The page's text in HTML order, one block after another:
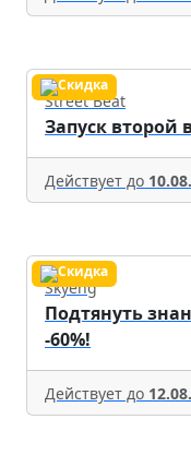
Street Beat
Запуск второй
Действует до
Skyeng
Подтянуть
-60%!
Действует до